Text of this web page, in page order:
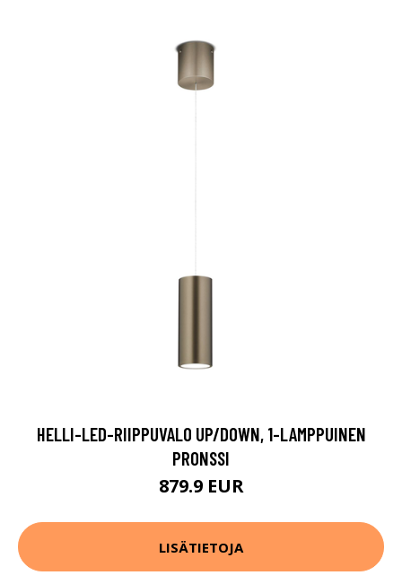
HELLI-LED-RIIPPUVALO UP/DOWN, 1-LAMPPUINEN
PRONSSI
879.9 EUR
LISÄTIETOJA